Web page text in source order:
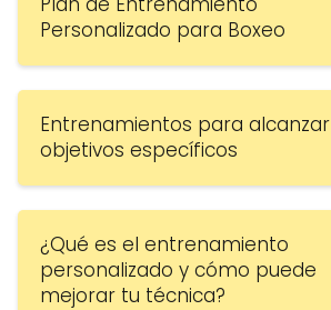
Personalizado para Boxeo
Entrenamientos para alcanzar
objetivos específicos
¿Qué es el entrenamiento
personalizado y cómo puede
mejorar tu técnica?